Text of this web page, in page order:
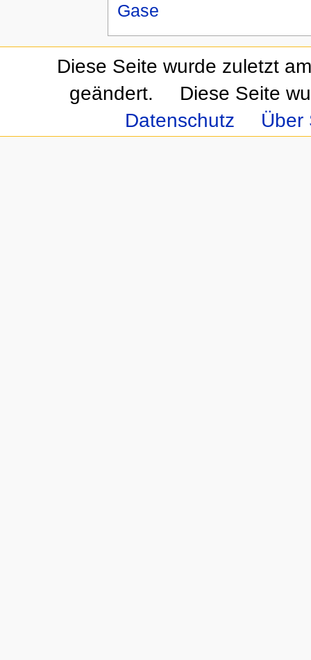
Gase
Diese Seite wurde zuletzt
geändert.
Diese Seite
Datenschutz
Über